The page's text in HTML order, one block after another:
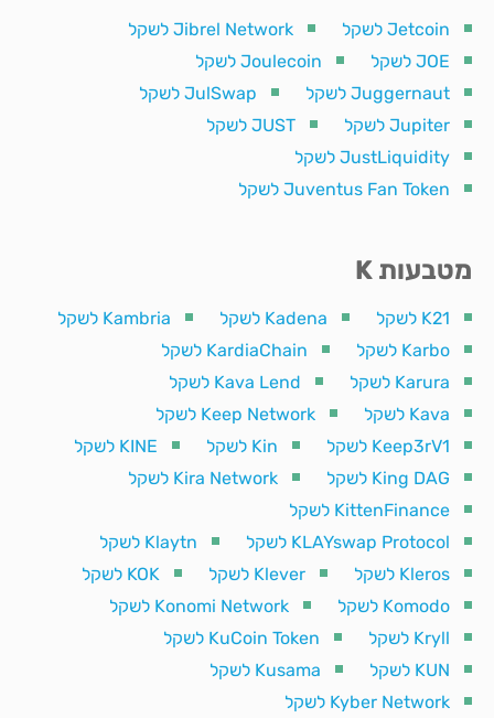
Jetcoin לשקל
Jibrel Network לשקל
JOE לשקל
Joulecoin לשקל
Juggernaut לשקל
JulSwap לשקל
Jupiter לשקל
JUST לשקל
JustLiquidity לשקל
Juventus Fan Token לשקל
מטבעות K
K21 לשקל Kadena לשקל
Kambria לשקל
Karbo לשקל
KardiaChain לשקל
Karura לשקל
Kava Lend לשקל
Kava לשקל
Keep Network לשקל
Keep3rV1 לשקל
Kin לשקל
KINE לשקל
King DAG לשקל
Kira Network לשקל
KittenFinance לשקל
KLAYswap Protocol לשקל
Klaytn לשקל
Kleros לשקל
Klever לשקל
KOK לשקל
Komodo לשקל
Konomi Network לשקל
Kryll לשקל
KuCoin Token לשקל
KUN לשקל
Kusama לשקל
Kyber Network לשקל